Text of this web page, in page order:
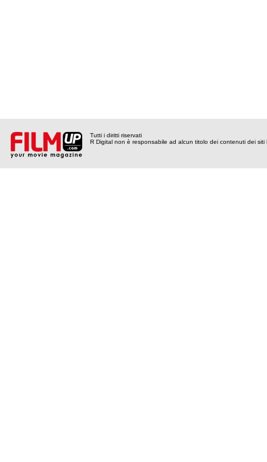
Tutti i diritti riservati
R Digital non è responsabile ad alcun titolo dei contenuti dei siti